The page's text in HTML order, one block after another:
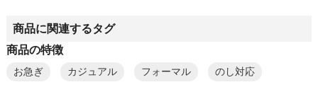
商品に関連するタグ
商品の特徴
お急ぎ カジュアル フォーマル のし対応